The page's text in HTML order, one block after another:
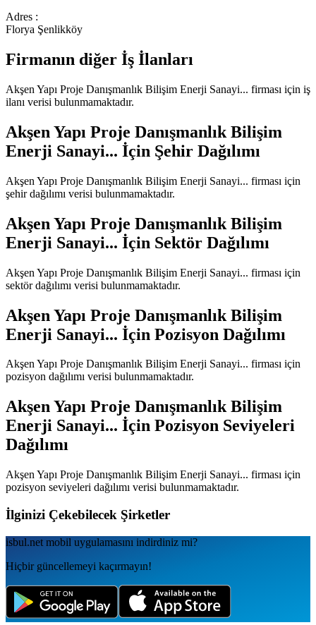
Adres :
Florya Şenlikköy
Firmanın diğer İş İlanları
Akşen Yapı Proje Danışmanlık Bilişim Enerji Sanayi... firması için iş
ilanı verisi bulunmamaktadır.
Akşen Yapı Proje Danışmanlık Bilişim
Enerji Sanayi... İçin Şehir Dağılımı
Akşen Yapı Proje Danışmanlık Bilişim Enerji Sanayi... firması için
şehir dağılımı verisi bulunmamaktadır.
Akşen Yapı Proje Danışmanlık Bilişim
Enerji Sanayi... İçin Sektör Dağılımı
Akşen Yapı Proje Danışmanlık Bilişim Enerji Sanayi... firması için
sektör dağılımı verisi bulunmamaktadır.
Akşen Yapı Proje Danışmanlık Bilişim
Enerji Sanayi... İçin Pozisyon Dağılımı
Akşen Yapı Proje Danışmanlık Bilişim Enerji Sanayi... firması için
pozisyon dağılımı verisi bulunmamaktadır.
Akşen Yapı Proje Danışmanlık Bilişim
Enerji Sanayi... İçin Pozisyon Seviyeleri
Dağılımı
Akşen Yapı Proje Danışmanlık Bilişim Enerji Sanayi... firması için
pozisyon seviyeleri dağılımı verisi bulunmamaktadır.
İlginizi Çekebilecek Şirketler
isbul.net mobil uygulamаsını indirdiniz mi?
Hiçbir güncellemeyi kaçırmayın!